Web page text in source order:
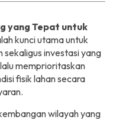
yang Tepat untuk
kunci utama untuk
sekaligus investasi yang
memprioritaskan
fisik lahan secara
wilayah yang